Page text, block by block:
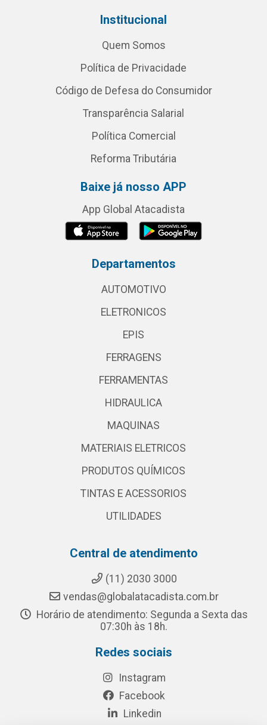
Institucional
Quem Somos
Política de Privacidade
Código de Defesa do Consumidor
Transparência Salarial
Política Comercial
Reforma Tributária
Baixe já nosso APP
App Global Atacadista
Departamentos
AUTOMOTIVO
ELETRONICOS
EPIS
FERRAGENS
FERRAMENTAS
HIDRAULICA
MAQUINAS
MATERIAIS ELETRICOS
PRODUTOS QUÍMICOS
TINTAS E ACESSORIOS
UTILIDADES
Central de atendimento
(11) 2030 3000
vendas@globalatacadista.com.br
Horário de atendimento: Segunda a Sexta das
07:30h às 18h.
Redes sociais
Instagram
Facebook
Linkedin